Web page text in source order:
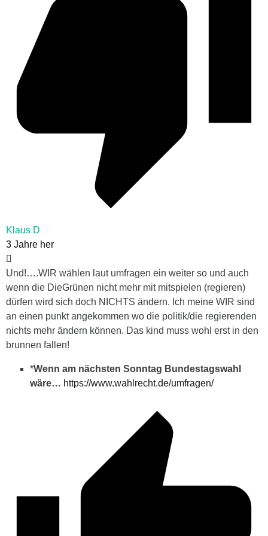
Klaus D
3 Jahre her
Und!….WIR wählen laut umfragen ein weiter so und auch
wenn die DieGrünen nicht mehr mit mitspielen (regieren)
dürfen wird sich doch NICHTS ändern. Ich meine WIR sind
an einen punkt angekommen wo die politik/die regierenden
nichts mehr ändern können. Das kind muss wohl erst in den
brunnen fallen!
*Wenn am nächsten Sonntag Bundestagswahl
wäre… https://www.wahlrecht.de/umfragen/